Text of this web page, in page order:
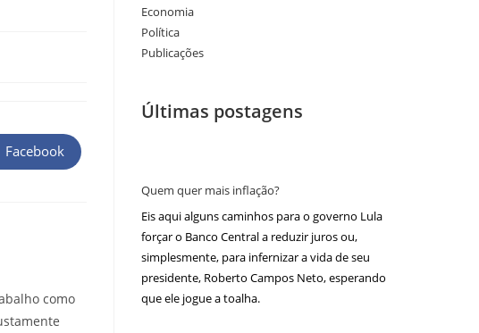
Facebook
como
Economia
Política
Publicações
Últimas postagens
Quem quer mais inflação?
Eis aqui alguns caminhos para o governo Lula
forçar o Banco Central a reduzir juros ou,
simplesmente, para infernizar a vida de seu
presidente, Roberto Campos Neto, esperando
que ele jogue a toalha.